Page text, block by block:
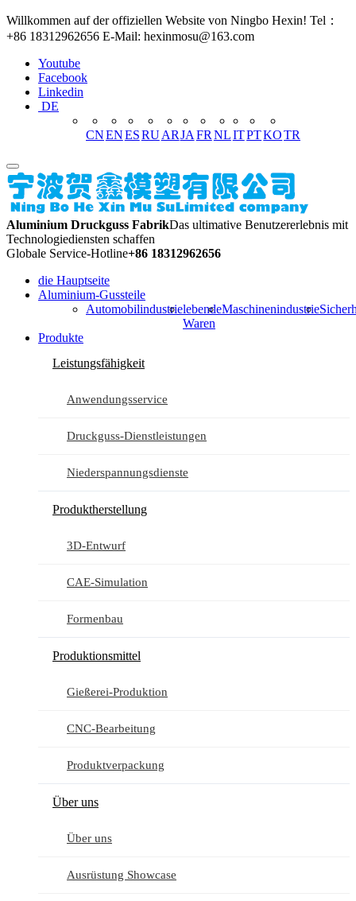
Willkommen auf der offiziellen Website von Ningbo Hexin! Tel：
+86 18312962656 E-Mail: hexinmosu@163.com
Youtube
Facebook
Linkedin
DE
CNENESRUARJA FR NLITPTKOTR
Aluminium Druckguss FabrikDas ultimative Benutzererlebnis mit
Technologiediensten schaffen
Globale Service-Hotline+86 18312962656
die Hauptseite
Aluminium-Gussteile
Automobilindustrielebende
Waren
Maschinenindustrie
Produkte
Leistungsfähigkeit
Anwendungsservice
Druckguss-Dienstleistungen
Niederspannungsdienste
Produktherstellung
3D-Entwurf
CAE-Simulation
Formenbau
Produktionsmittel
Gießerei-Produktion
CNC-Bearbeitung
Produktverpackung
Über uns
Über uns
Ausrüstung Showcase